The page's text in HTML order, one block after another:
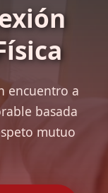
encuentro a
basada
mutuo